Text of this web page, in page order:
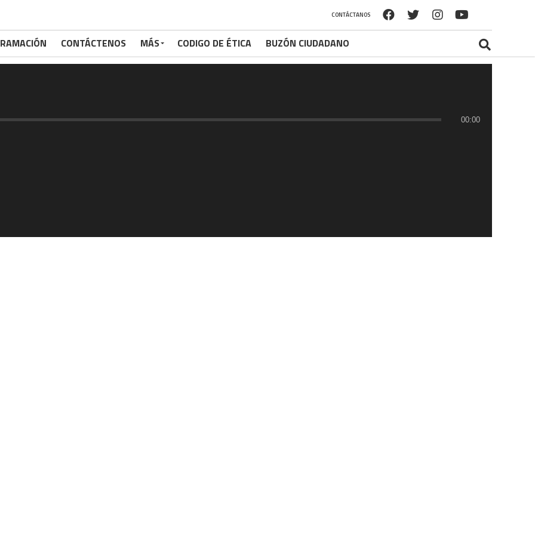
00:00
CONTÁCTANOS
CONTÁCTENOS MÁS CODIGO DE ÉTICA BUZÓN CIUDADANO